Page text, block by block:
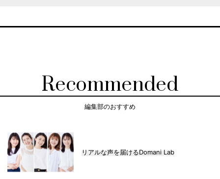
Recommended
編集部のおすすめ
リアルな声を届けるDomani Lab